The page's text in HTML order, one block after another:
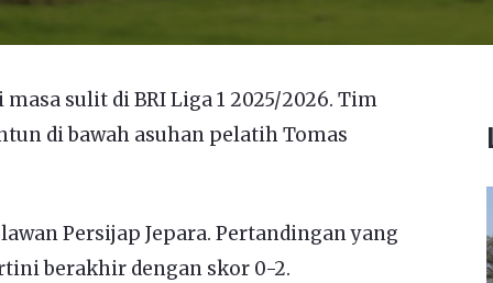
sulit di BRI Liga 1 2025/2026. Tim
di bawah asuhan pelatih Tomas
Persijap Jepara. Pertandingan yang
berakhir dengan skor 0-2.